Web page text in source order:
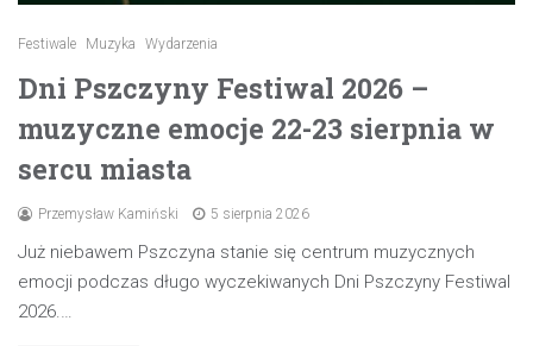
Festiwale Muzyka Wydarzenia
Dni Pszczyny Festiwal 2026 –
muzyczne emocje 22-23 sierpnia w
sercu miasta
Przemysław Kamiński 5 sierpnia 2026
Już niebawem Pszczyna stanie się centrum muzycznych
emocji podczas długo wyczekiwanych Dni Pszczyny Festiwal
2026.…